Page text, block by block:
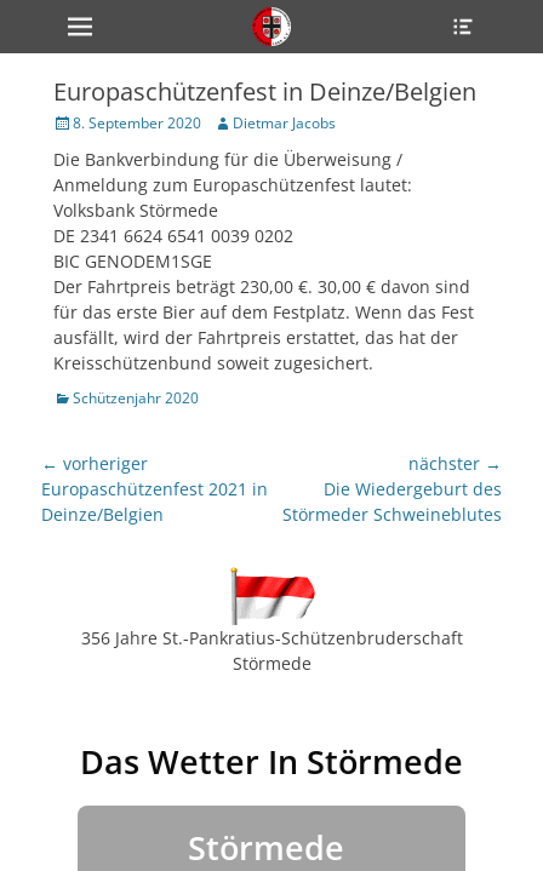
zum
Inhalt
Primärmenü
Europaschützenfest in Deinze/Belgien
Veröffentlicht
8. September 2020 Author
Dietmar Jacobs
Die Bankverbindung für die Überweisung /
Anmeldung zum Europaschützenfest lautet:
Volksbank Störmede
DE 2341 6624 6541 0039 0202
BIC GENODEM1SGE
Der Fahrtpreis beträgt 230,00 €. 30,00 € davon sind
für das erste Bier auf dem Festplatz. Wenn das Fest
ausfällt, wird der Fahrtpreis erstattet, das hat der
Kreisschützenbund soweit zugesichert.
Kategorien
Schützenjahr 2020
Beitragsnavigation
← vorheriger
Vorheriger
Beitrag:
Europaschützenfest 2021 in
Deinze/Belgien
nächster →
nächster
Beitrag:
Die Wiedergeburt des
Störmeder Schweineblutes
356 Jahre St.-Pankratius-Schützenbruderschaft
Störmede
Das Wetter In Störmede
Störmede